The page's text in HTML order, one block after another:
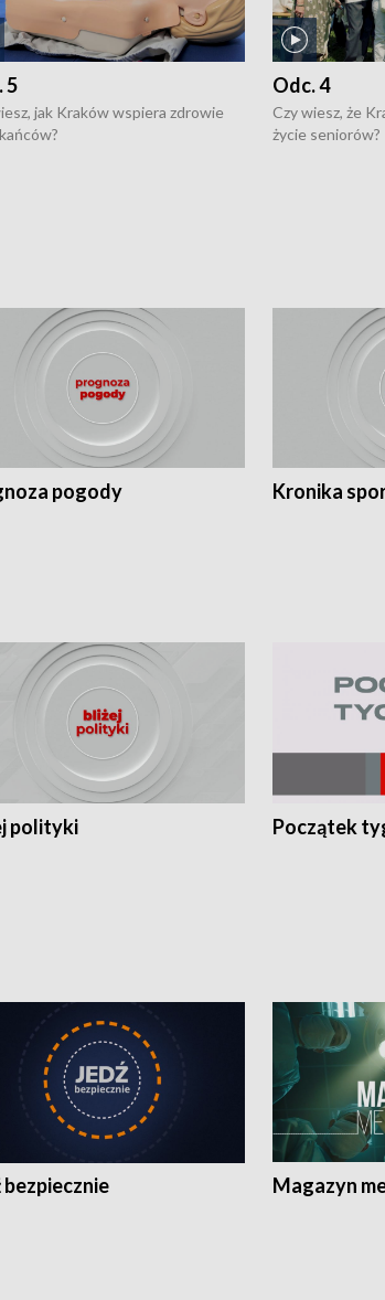
5
jak Kraków wspiera zdrowie
Odc. 4
Czy wiesz, że
życie seniorów?
pogody Kronika
polityki Początek
bezpiecznie Magazyn